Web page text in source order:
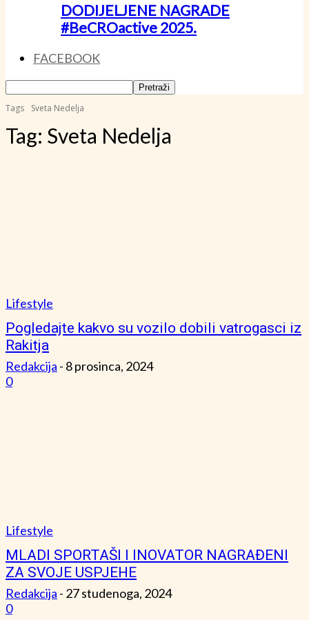
DODIJELJENE NAGRADE
#BeCROactive 2025.
FACEBOOK
Tags Sveta Nedelja
Tag: Sveta Nedelja
Lifestyle
Pogledajte kakvo su vozilo dobili vatrogasci iz
Rakitja
Redakcija - 8 prosinca, 2024
0
Lifestyle
MLADI SPORTAŠI I INOVATOR NAGRAĐENI
ZA SVOJE USPJEHE
Redakcija - 27 studenoga, 2024
0